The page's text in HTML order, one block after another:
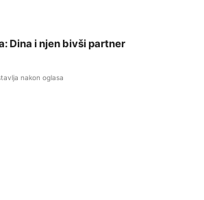
Dina i njen bivši partner
nakon oglasa